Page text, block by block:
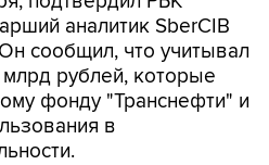
аналитик SberCIB
сообщил, что учитывал
млрд рублей, которые
фонду "Транснефти" и
в